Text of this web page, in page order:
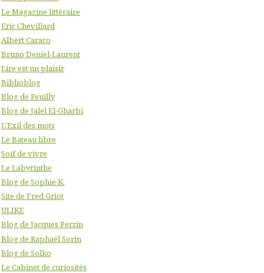
Le Magazine littéraire
Eric Chevillard
Albert Caraco
Bruno Deniel-Laurent
Lire est un plaisir
Biblioblog
Blog de Feuilly
Blog de Jalel El-Gharbi
L'Exil des mots
Le Bateau libre
Soif de vivre
Le Labyrinthe
Blog de Sophie K.
Site de Fred Griot
ULIKE
Blog de Jacques Perrin
Blog de Raphaël Sorin
Blog de Solko
Le Cabinet de curiosités